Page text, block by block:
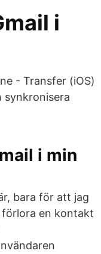
i
- Transfer (iOS)
synkronisera
i min
bara för att jag
en kontakt